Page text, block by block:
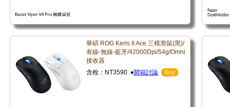
華碩 ROG Keris II Ace 三模滑鼠(黑)/
有線-無線-藍牙/42000Dpi/54g/Omni
接收器
含稅：NT3590 ♦開箱討論 Buy